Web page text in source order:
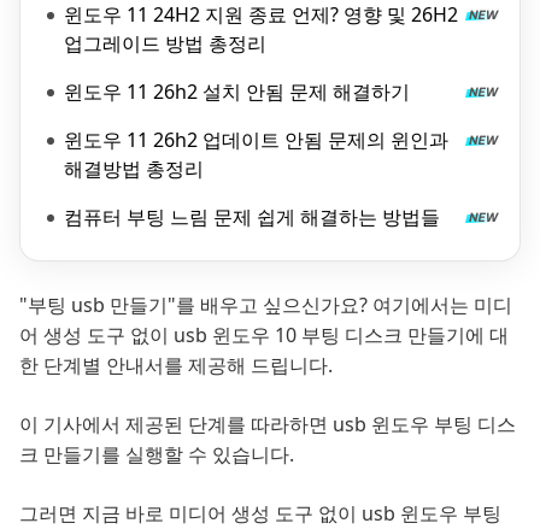
윈도우 11 24H2 지원 종료 언제? 영향 및 26H2
업그레이드 방법 총정리
윈도우 11 26h2 설치 안됨 문제 해결하기
윈도우 11 26h2 업데이트 안됨 문제의 윈인과
해결방법 총정리
컴퓨터 부팅 느림 문제 쉽게 해결하는 방법들
"부팅 usb 만들기"를 배우고 싶으신가요? 여기에서는 미디
어 생성 도구 없이 usb 윈도우 10 부팅 디스크 만들기에 대
한 단계별 안내서를 제공해 드립니다.
이 기사에서 제공된 단계를 따라하면 usb 윈도우 부팅 디스
크 만들기를 실행할 수 있습니다.
그러면 지금 바로 미디어 생성 도구 없이 usb 윈도우 부팅